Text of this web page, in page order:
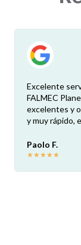
Excelente
FALMEC
excelentes y
y muy rápido,
Paolo F.
★★★★★